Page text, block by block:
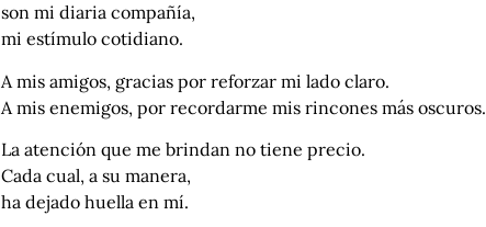
son mi diaria compañía,
mi estímulo cotidiano.
A mis amigos, gracias por reforzar mi lado claro.
A mis enemigos, por recordarme mis rincones más oscuros.
La atención que me brindan no tiene precio.
Cada cual, a su manera,
ha dejado huella en mí.